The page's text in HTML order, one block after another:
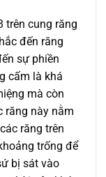
trên cung răng
đến răng
sự phiền
cấm là khá
mà còn
răng này nằm
răng trên
trống để
bị sát vào